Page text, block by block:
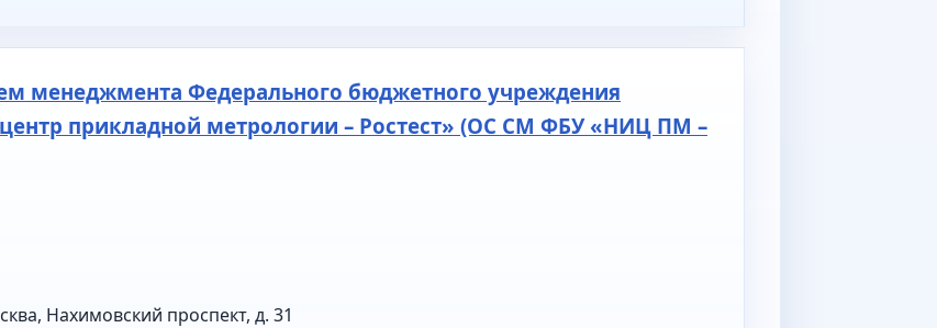
менеджмента Федерального бюджетного учреждения
прикладной метрологии – Ростест» (ОС СМ ФБУ «НИЦ ПМ –
Нахимовский проспект, д. 31